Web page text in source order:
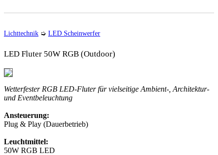
Lichttechnik ➭ LED Scheinwerfer
LED Fluter 50W RGB (Outdoor)
Wetterfester RGB LED-Fluter für vielseitige Ambient-, Architektur-
und Eventbeleuchtung
Ansteuerung:
Plug & Play (Dauerbetrieb)
Leuchtmittel:
50W RGB LED